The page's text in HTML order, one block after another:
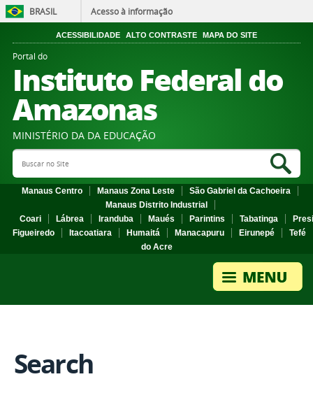
BRASIL Acesso à informação
ACESSIBILIDADE ALTO CONTRASTE MAPA DO SITE
Portal do
Instituto Federal do
Amazonas
MINISTÉRIO DA DA EDUCAÇÃO
Search Site
Manaus Centro Manaus Zona Leste
São Gabriel da Cachoeira
Manaus Distrito Industrial
Coari
Lábrea Iranduba Maués Parintins Tabatinga
Figueiredo
Itacoatiara Humaitá Manacapuru Eirunepé
Tefé
do Acre
Search